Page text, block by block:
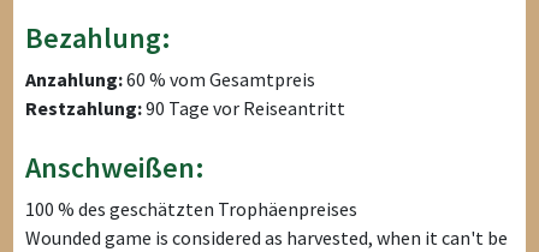
Bezahlung:
Anzahlung:60 % vom Gesamtpreis
Restzahlung:90 Tage vor Reiseantritt
Anschweißen:
100 % des geschätzten Trophäenpreises
Wounded game is considered as harvested, when it can't be